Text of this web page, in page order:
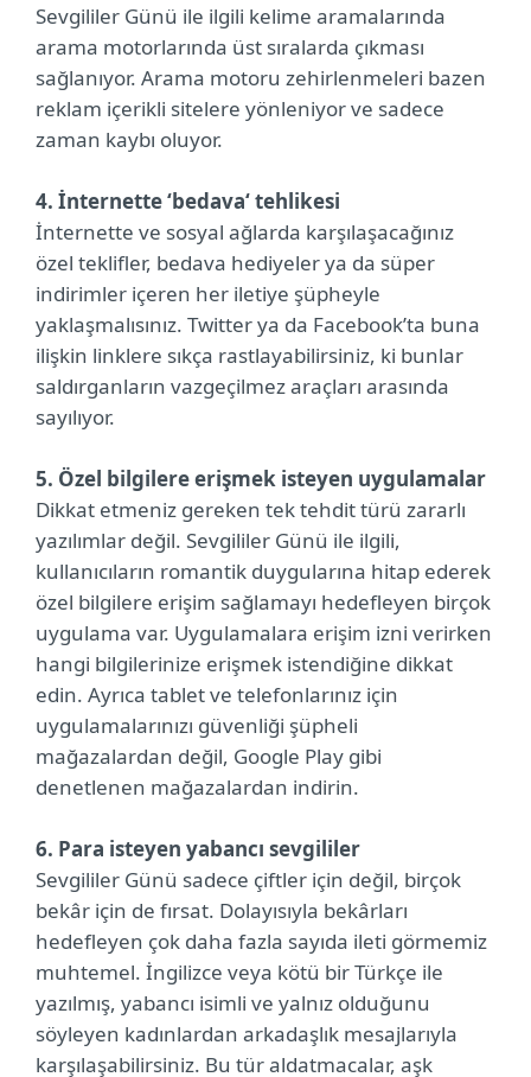
Sevgililer Günü ile ilgili kelime aramalarında
arama motorlarında üst sıralarda çıkması
sağlanıyor. Arama motoru zehirlenmeleri bazen
reklam içerikli sitelere yönleniyor ve sadece
zaman kaybı oluyor.
4. İnternette ‘bedava‘ tehlikesi
İnternette ve sosyal ağlarda karşılaşacağınız
özel teklifler, bedava hediyeler ya da süper
indirimler içeren her iletiye şüpheyle
yaklaşmalısınız. Twitter ya da Facebook’ta buna
ilişkin linklere sıkça rastlayabilirsiniz, ki bunlar
saldırganların vazgeçilmez araçları arasında
sayılıyor.
5. Özel bilgilere erişmek isteyen uygulamalar
Dikkat etmeniz gereken tek tehdit türü zararlı
yazılımlar değil. Sevgililer Günü ile ilgili,
kullanıcıların romantik duygularına hitap ederek
özel bilgilere erişim sağlamayı hedefleyen birçok
uygulama var. Uygulamalara erişim izni verirken
hangi bilgilerinize erişmek istendiğine dikkat
edin. Ayrıca tablet ve telefonlarınız için
uygulamalarınızı güvenliği şüpheli
mağazalardan değil, Google Play gibi
denetlenen mağazalardan indirin.
6. Para isteyen yabancı sevgililer
Sevgililer Günü sadece çiftler için değil, birçok
bekâr için de fırsat. Dolayısıyla bekârları
hedefleyen çok daha fazla sayıda ileti görmemiz
muhtemel. İngilizce veya kötü bir Türkçe ile
yazılmış, yabancı isimli ve yalnız olduğunu
söyleyen kadınlardan arkadaşlık mesajlarıyla
karşılaşabilirsiniz. Bu tür aldatmacalar, aşk